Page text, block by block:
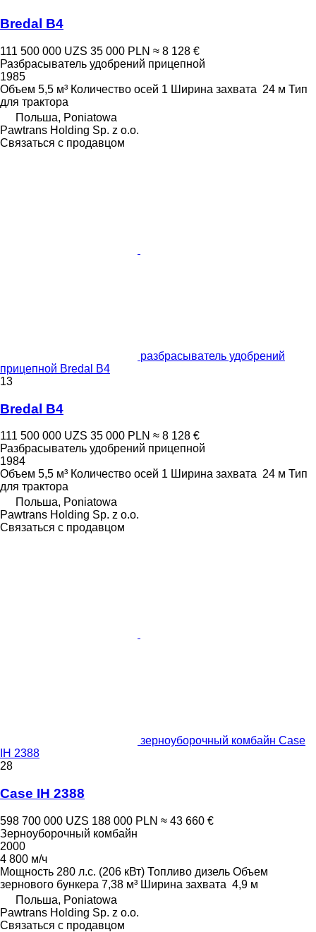
Bredal B4
111 500 000 UZS 35 000 PLN ≈ 8 128 €
Разбрасыватель удобрений прицепной
1985
Объем 5,5 м³ Количество осей 1 Ширина захвата 24 м Тип
для трактора
Польша, Poniatowa
Pawtrans Holding Sp. z o.o.
Связаться с продавцом
разбрасыватель удобрений
прицепной Bredal B4
13
Bredal B4
111 500 000 UZS 35 000 PLN ≈ 8 128 €
Разбрасыватель удобрений прицепной
1984
Объем 5,5 м³ Количество осей 1 Ширина захвата 24 м Тип
для трактора
Польша, Poniatowa
Pawtrans Holding Sp. z o.o.
Связаться с продавцом
зерноуборочный комбайн Case
IH 2388
28
Case IH 2388
598 700 000 UZS 188 000 PLN ≈ 43 660 €
Зерноуборочный комбайн
2000
4 800 м/ч
Мощность 280 л.с. (206 кВт) Топливо дизель Объем
зернового бункера 7,38 м³ Ширина захвата 4,9 м
Польша, Poniatowa
Pawtrans Holding Sp. z o.o.
Связаться с продавцом